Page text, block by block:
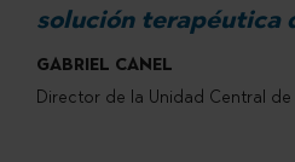
solución terapéutica
GABRIEL CANEL
Director de la Unidad Central de